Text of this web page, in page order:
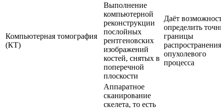
Компьютерная томография
(КТ)
Выполнение
компьютерной
реконструкции
послойных
рентгеновских
изображений
костей, снятых в
поперечной
плоскости
Даёт
определить
границы
распространения
опухолевого
процесса
Аппаратное
сканирование
скелета, то есть